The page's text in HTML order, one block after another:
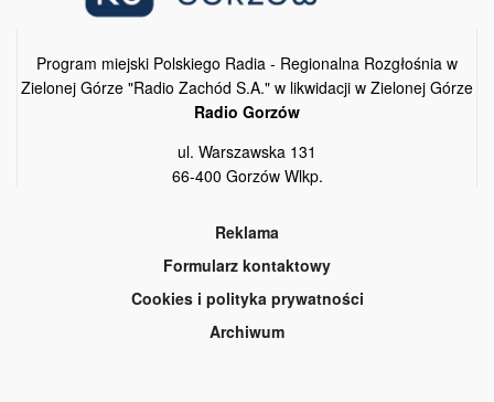
Program miejski Polskiego Radia - Regionalna Rozgłośnia w
Zielonej Górze "Radio Zachód S.A." w likwidacji w Zielonej Górze
Radio Gorzów
ul. Warszawska 131
66-400 Gorzów Wlkp.
Reklama
Formularz kontaktowy
Cookies i polityka prywatności
Archiwum